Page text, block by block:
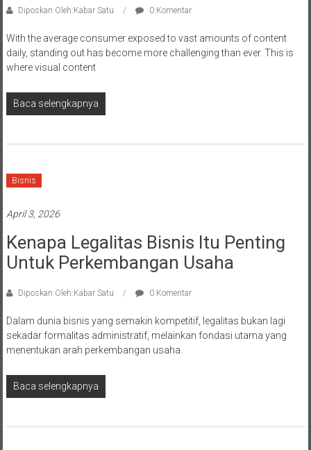
Diposkan Oleh:Kabar Satu 0 Komentar
With the average consumer exposed to vast amounts of content
daily, standing out has become more challenging than ever. This is
where visual content
Baca selengkapnya
Bisnis
April 3, 2026
Kenapa Legalitas Bisnis Itu Penting
Untuk Perkembangan Usaha
Diposkan Oleh:Kabar Satu 0 Komentar
Dalam dunia bisnis yang semakin kompetitif, legalitas bukan lagi
sekadar formalitas administratif, melainkan fondasi utama yang
menentukan arah perkembangan usaha.
Baca selengkapnya